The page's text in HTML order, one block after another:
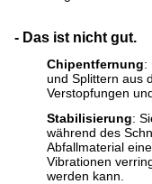
- Das ist nicht gut.
Chipentfernung:
und Splittern aus
Verstopfungen
Stabilisierung:
während des
Abfallmaterial
Vibrationen
werden kann.